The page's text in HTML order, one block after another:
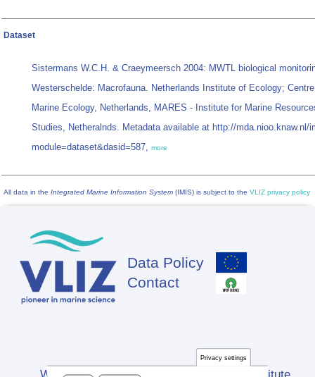
Dataset
Sistermans W.C.H. & Craeymeersch 2004: MWTL biological
Westerschelde: Macrofauna. Netherlands Institute of Ecology;
Marine Ecology, Netherlands, MARES - Institute for Marine
Studies, Netheralnds. Metadata available at http://mda.nioo.knaw.nl/
module=dataset&dasid=587, more
All data in the Integrated Marine Information System (IMIS) is subject to the VLIZ privacy policy
Footer
Data Policy
Contact
Privacy settings